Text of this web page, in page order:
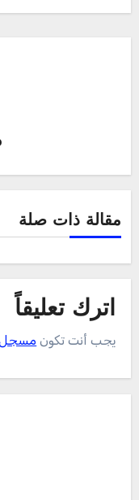
مقالة ذات صلة
اترك تعليقاً
يجب أنت تكون مسجل